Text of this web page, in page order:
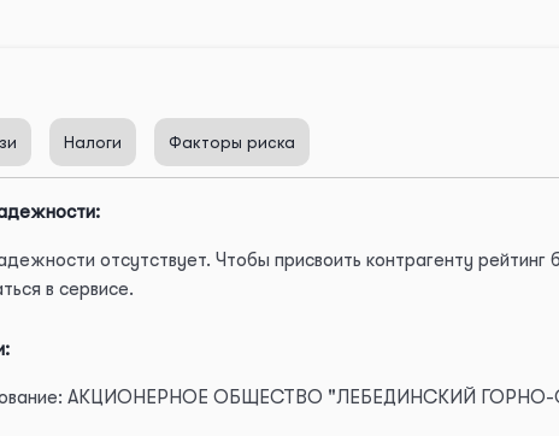
Налоги Факторы риска
отсутствует. Чтобы присвоить контрагенту
в сервисе.
АКЦИОНЕРНОЕ ОБЩЕСТВО "ЛЕБЕДИНСКИЙ